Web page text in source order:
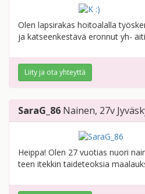
Olen lapsirakas hoitoalalla
ja katseenkestävä eronnut yh-
Liity ja ota yhteyttä
SaraG_86 Nainen, 27v
Heippa! Olen 27 vuotias nuori
teen itekkin taideteoksia